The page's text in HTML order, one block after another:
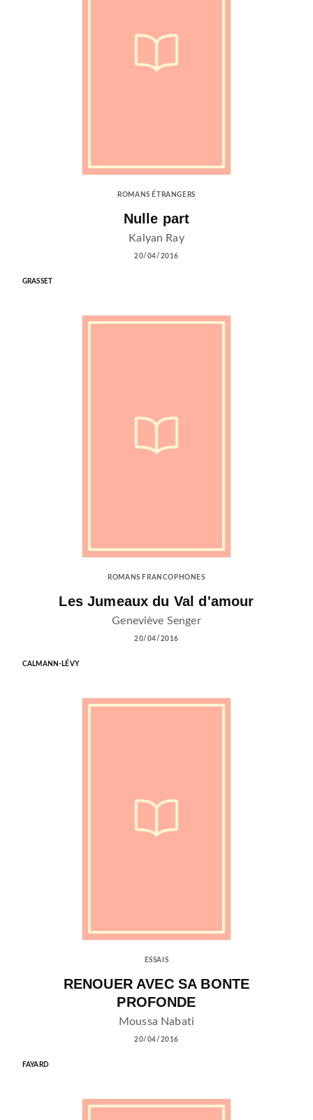
ROMANS ÉTRANGERS
Nulle part
Kalyan Ray
20/04/2016
GRASSET
ROMANS FRANCOPHONES
Les Jumeaux du Val d'amour
Geneviève Senger
20/04/2016
CALMANN-LÉVY
ESSAIS
RENOUER AVEC SA BONTE
PROFONDE
Moussa Nabati
20/04/2016
FAYARD